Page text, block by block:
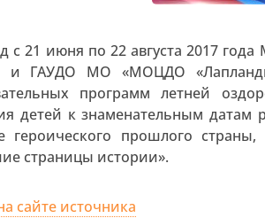
с 21 июня по 22 августа 2017
и ГАУДО МО «МОЦДО
программ летней
детей к знаменательным датам
героического прошлого
страницы истории».
сайте источника